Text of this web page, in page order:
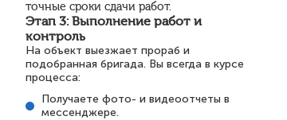
точные сроки сдачи работ.
Этап 3: Выполнение работ и
контроль
На объект выезжает прораб и
подобранная бригада. Вы всегда в курсе
процесса:
Получаете фото- и видеоотчеты в
мессенджере.